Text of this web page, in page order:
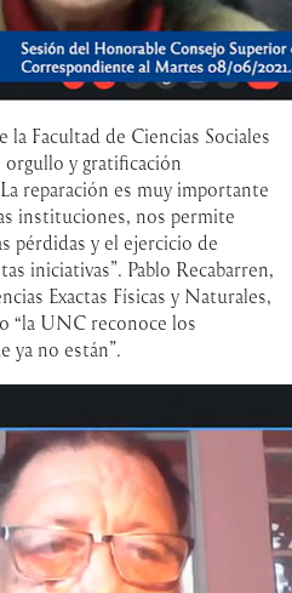
la Facultad de Ciencias Sociales
y gratificación
reparación es muy importante
instituciones, nos permite
pérdidas y el ejercicio de
iniciativas”. Pablo Recabarren,
Exactas Físicas y Naturales,
“la UNC reconoce los
ya no están”.